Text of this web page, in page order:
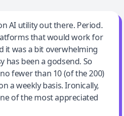
utility
AI utility out there. Period.
that would work for
it was a bit overwhelming
has been a godsend. So
fewer than 10 (of the 200)
a weekly basis. Ironically,
of the most appreciated